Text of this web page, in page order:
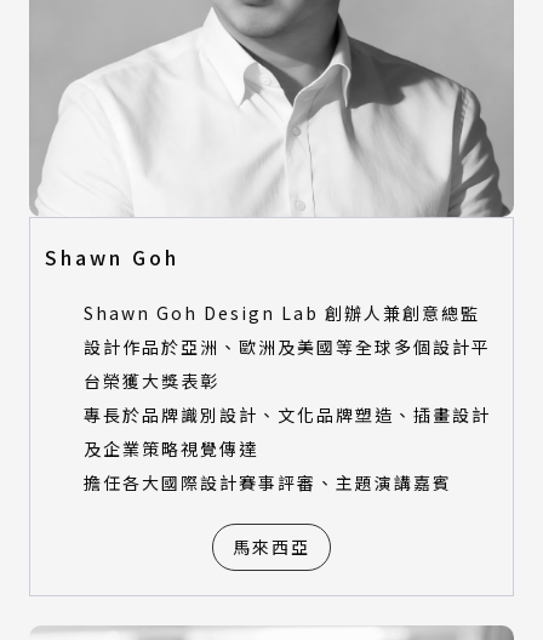
Shawn Goh
Shawn Goh Design Lab 創辦人兼創意總監
設計作品於亞洲、歐洲及美國等全球多個設計平
台榮獲大獎表彰
專長於品牌識別設計、文化品牌塑造、插畫設計
及企業策略視覺傳達
擔任各大國際設計賽事評審、主題演講嘉賓
馬來西亞